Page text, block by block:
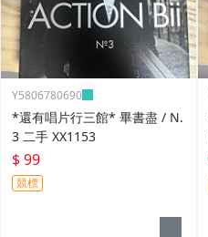
Y5806780690
*還有唱片行三館* 畢書盡 / N.
3 二手 XX1153
$ 99
競標